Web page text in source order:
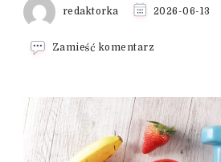
redaktorka 2026-06-13
Zamieść komentarz
nadciśnieniu
jak
żywienie
wpływa